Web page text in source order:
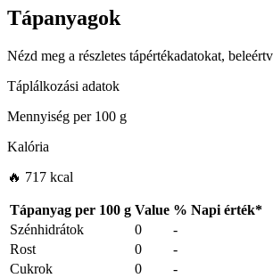
Tápanyagok
Nézd meg a részletes tápértékadatokat,
Táplálkozási adatok
Mennyiség per100 g
Kalória
🔥 717 kcal
Tápanyag per 100 g Value % Napi érték*
Szénhidrátok
0
-
Rost
0
-
Cukrok
0
-